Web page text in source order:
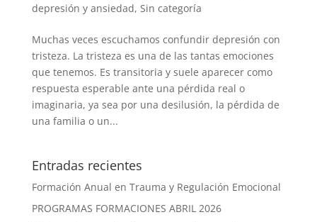
depresión y ansiedad, Sin categoría
Muchas veces escuchamos confundir depresión con
tristeza. La tristeza es una de las tantas emociones
que tenemos. Es transitoria y suele aparecer como
respuesta esperable ante una pérdida real o
imaginaria, ya sea por una desilusión, la pérdida de
una familia o un...
Entradas recientes
Formación Anual en Trauma y Regulación Emocional
PROGRAMAS FORMACIONES ABRIL 2026